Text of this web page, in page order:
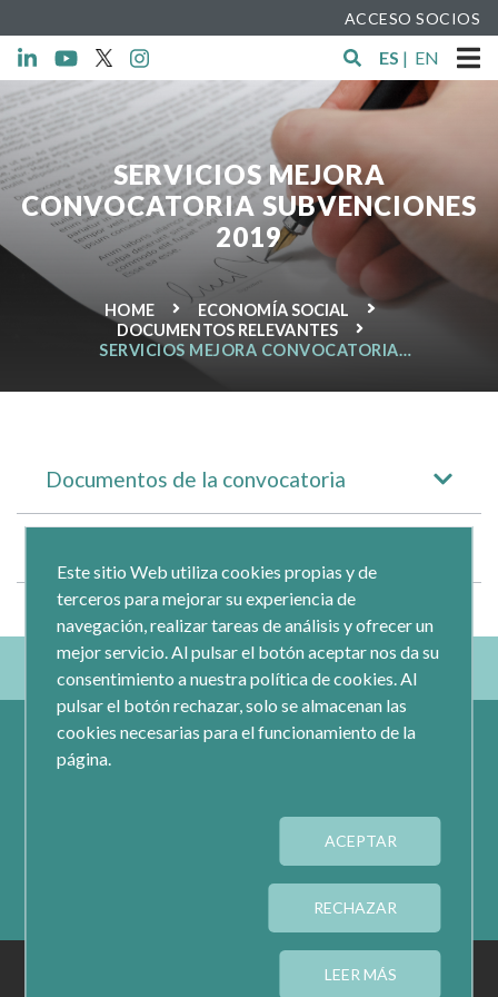
ACCESO SOCIOS
ES | EN
SERVICIOS MEJORA
CONVOCATORIA SUBVENCIONES
2019
HOME
ECONOMÍA SOCIAL
DOCUMENTOS RELEVANTES
SERVICIOS MEJORA CONVOCATORIA
Documentos de la convocatoria
Calle Jacometrezo 15- 5ºM- 28013 Madrid
Tel.: 91 593 04 12
COOKIES
Este sitio Web utiliza cookies propias y de
terceros para mejorar su experiencia de
navegación, realizar tareas de análisis y ofrecer un
mejor servicio. Al pulsar el botón aceptar nos da su
consentimiento a nuestra política de cookies. Al
pulsar el botón rechazar, solo se almacenan las
cookies necesarias para el funcionamiento de la
página.
ACEPTAR
RECHAZAR
LEER MÁS